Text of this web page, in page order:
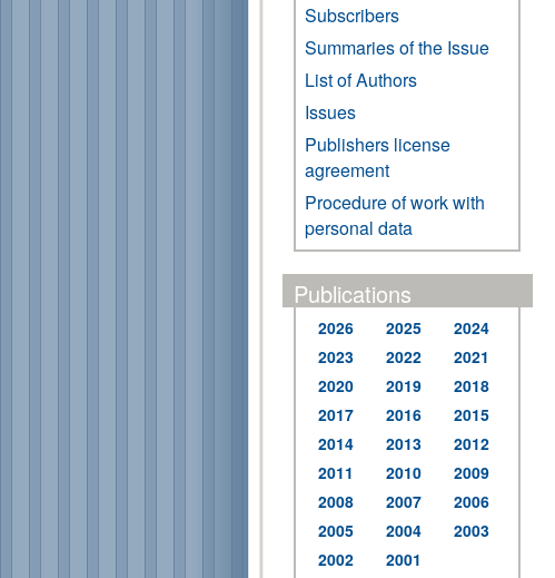
Subscribers
Summaries of the Issue
List of Authors
Issues
Publishers license
agreement
Procedure of work with
personal data
Publications
2026 2025
2024
2023
2022
2021
2020
2019
2018
2017
2016
2015
2014
2013
2012
2011
2010
2009
2008
2007
2006
2005
2004
2003
2002
2001